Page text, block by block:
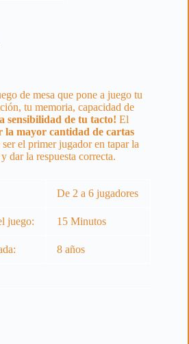
de mesa que pone a juego tu
tu memoria, capacidad de
sensibilidad de tu tacto! El
la mayor cantidad de cartas
el primer jugador en tapar la
dar la respuesta correcta.
De 2 a 6 jugadores
juego: 15 Minutos
8 años